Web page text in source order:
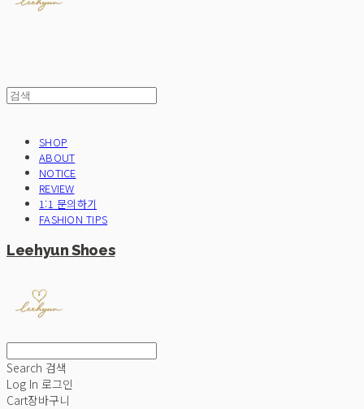
SHOP
ABOUT
NOTICE
REVIEW
1:1 문의하기
FASHION TIPS
Leehyun Shoes
Search 검색
Log In 로그인
Cart장바구니